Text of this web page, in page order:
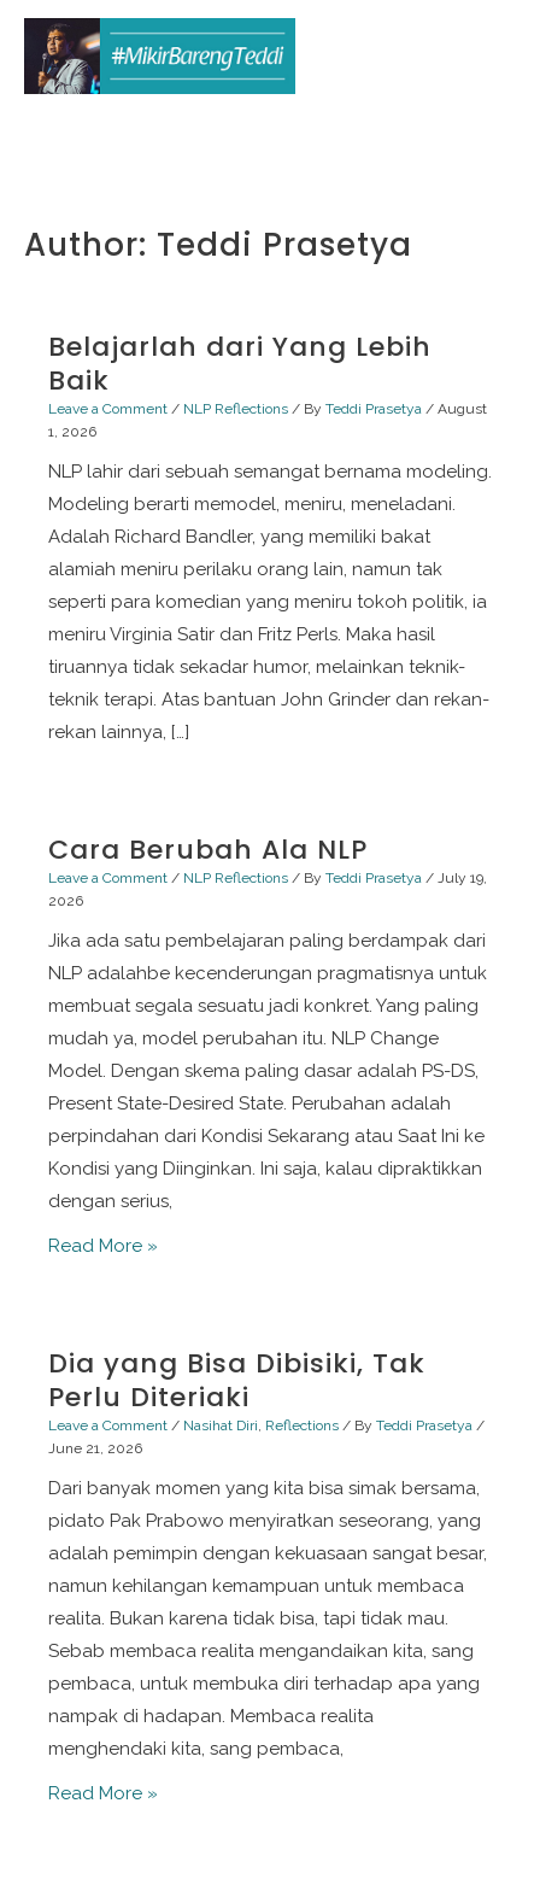
Skip
content
Author: Teddi Prasetya
Belajarlah dari Yang Lebih
Baik
Leave a Comment / NLP Reflections / By Teddi Prasetya / August
1, 2026
NLP lahir dari sebuah semangat bernama modeling.
Modeling berarti memodel, meniru, meneladani.
Adalah Richard Bandler, yang memiliki bakat
alamiah meniru perilaku orang lain, namun tak
seperti para komedian yang meniru tokoh politik, ia
meniru Virginia Satir dan Fritz Perls. Maka hasil
tiruannya tidak sekadar humor, melainkan teknik-
teknik terapi. Atas bantuan John Grinder dan rekan-
rekan lainnya, […]
Cara Berubah Ala NLP
Leave a Comment / NLP Reflections / By Teddi Prasetya / July 19,
2026
Jika ada satu pembelajaran paling berdampak dari
NLP adalahbe kecenderungan pragmatisnya untuk
membuat segala sesuatu jadi konkret. Yang paling
mudah ya, model perubahan itu. NLP Change
Model. Dengan skema paling dasar adalah PS-DS,
Present State-Desired State. Perubahan adalah
perpindahan dari Kondisi Sekarang atau Saat Ini ke
Kondisi yang Diinginkan. Ini saja, kalau dipraktikkan
dengan serius,
Cara
Read More »
Dia yang Bisa Dibisiki, Tak
Perlu Diteriaki
Leave a Comment / Nasihat Diri, Reflections / By Teddi Prasetya /
June 21, 2026
Dari banyak momen yang kita bisa simak bersama,
pidato Pak Prabowo menyiratkan seseorang, yang
adalah pemimpin dengan kekuasaan sangat besar,
namun kehilangan kemampuan untuk membaca
realita. Bukan karena tidak bisa, tapi tidak mau.
Sebab membaca realita mengandaikan kita, sang
pembaca, untuk membuka diri terhadap apa yang
nampak di hadapan. Membaca realita
menghendaki kita, sang pembaca,
Dia
Read More »